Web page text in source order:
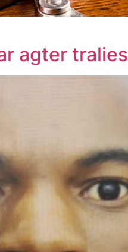
agter tralies